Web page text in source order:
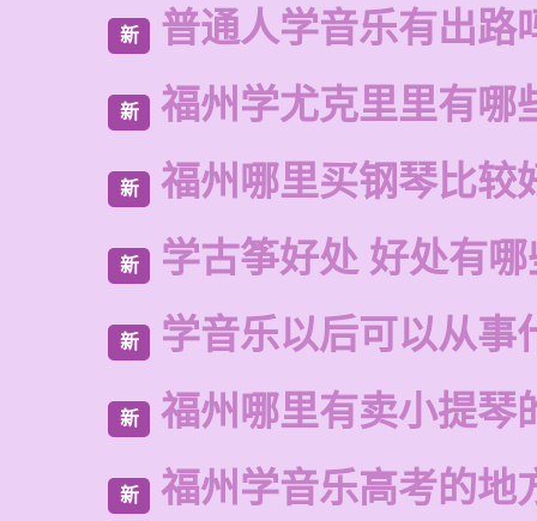
新 普通人学音乐有出路
新 福州学尤克里里有哪
新 福州哪里买钢琴比较
新 学古筝好处 好处有哪
新 学音乐以后可以从事
新 福州哪里有卖小提琴
新 福州学音乐高考的地